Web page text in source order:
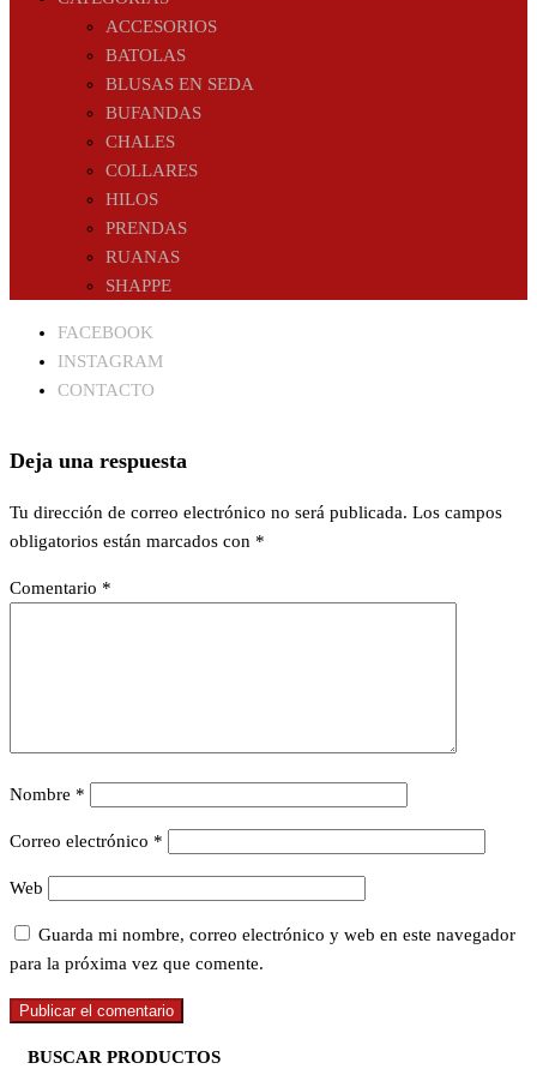
ACCESORIOS
BATOLAS
BLUSAS EN SEDA
BUFANDAS
CHALES
COLLARES
HILOS
PRENDAS
RUANAS
SHAPPE
FACEBOOK
INSTAGRAM
CONTACTO
Deja una respuesta
Tu dirección de correo electrónico no será publicada. Los campos
obligatorios están marcados con *
Comentario *
Nombre *
Correo electrónico *
Web
Guarda mi nombre, correo electrónico y web en este navegador
para la próxima vez que comente.
BUSCAR PRODUCTOS